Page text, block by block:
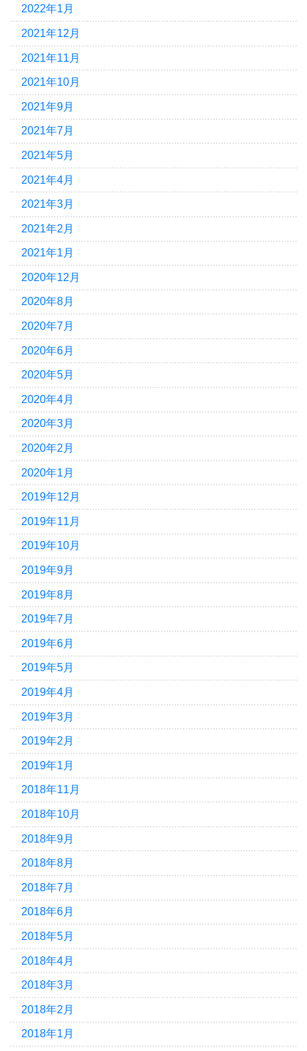
2022年1月
2021年12月
2021年11月
2021年10月
2021年9月
2021年7月
2021年5月
2021年4月
2021年3月
2021年2月
2021年1月
2020年12月
2020年8月
2020年7月
2020年6月
2020年5月
2020年4月
2020年3月
2020年2月
2020年1月
2019年12月
2019年11月
2019年10月
2019年9月
2019年8月
2019年7月
2019年6月
2019年5月
2019年4月
2019年3月
2019年2月
2019年1月
2018年11月
2018年10月
2018年9月
2018年8月
2018年7月
2018年6月
2018年5月
2018年4月
2018年3月
2018年2月
2018年1月